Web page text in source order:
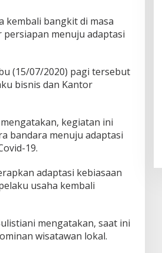
kembali bangkit di masa
persiapan menuju adaptasi
(15/07/2020) pagi tersebut
bisnis dan Kantor
kegiatan ini
bandara menuju adaptasi
19.
adaptasi kebiasaan
usaha kembali
mengatakan, saat ini
wisatawan lokal.